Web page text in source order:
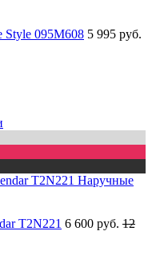
Style 095M608 5 995 руб.
T2N221 6 600 руб. 12